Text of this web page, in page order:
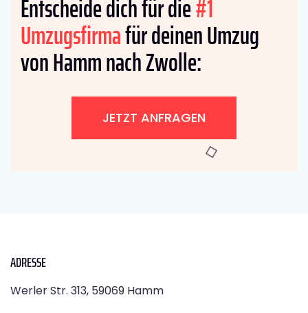
Entscheide dich für die#1
Umzugsfirmafür deinen Umzug
von Hamm nach Zwolle:
JETZT ANFRAGEN
ADRESSE
Werler Str. 313, 59069 Hamm